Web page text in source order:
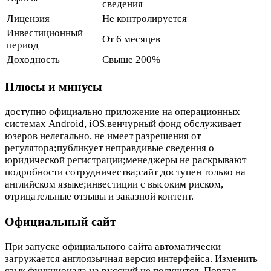
сведения
Лицензия
Не контролируется
Инвестиционный
период
От 6 месяцев
Доходность
Свыше 200%
Плюсы и минусы
доступно официально приложение на операционных
системах Android, iOS.венчурный фонд обслуживает
юзеров нелегально, не имеет разрешения от
регулятора;публикует неправдивые сведения о
юридической регистрации;менеджеры не раскрывают
подробности сотрудничества;сайт доступен только на
английском языке;инвестиции с высоким риском,
отрицательные отзывы и заказной контент.
Официальный сайт
При запуске официального сайта автоматически
загружается англоязычная версия интерфейса. Изменить